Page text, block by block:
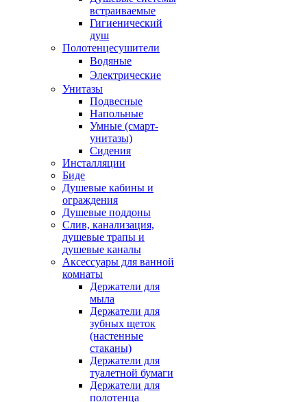
встраиваемые
Гигиенический
душ
Полотенцесушители
ㅤВодяные
ㅤЭлектрические
Унитазы
Подвесные
Напольные
Умные (смарт-
унитазы)
Сидения
Инсталляции
Биде
Душевые кабины и
ограждения
Душевые поддоны
Слив, канализация,
душевые трапы и
душевые каналы
Аксессуары для ванной
комнаты
Держатели для
мыла
Держатели для
зубных щеток
(настенные
стаканы)
Держатели для
туалетной бумаги
Держатели для
полотенца